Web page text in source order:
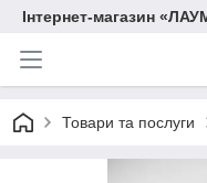
Інтернет-магазин
Товари та послуги